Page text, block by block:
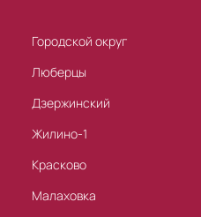
Городской округ
Люберцы
Дзержинский
Жилино-1
Красково
Малаховка